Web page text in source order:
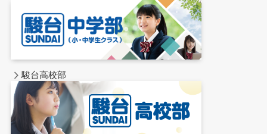
駿台高校部